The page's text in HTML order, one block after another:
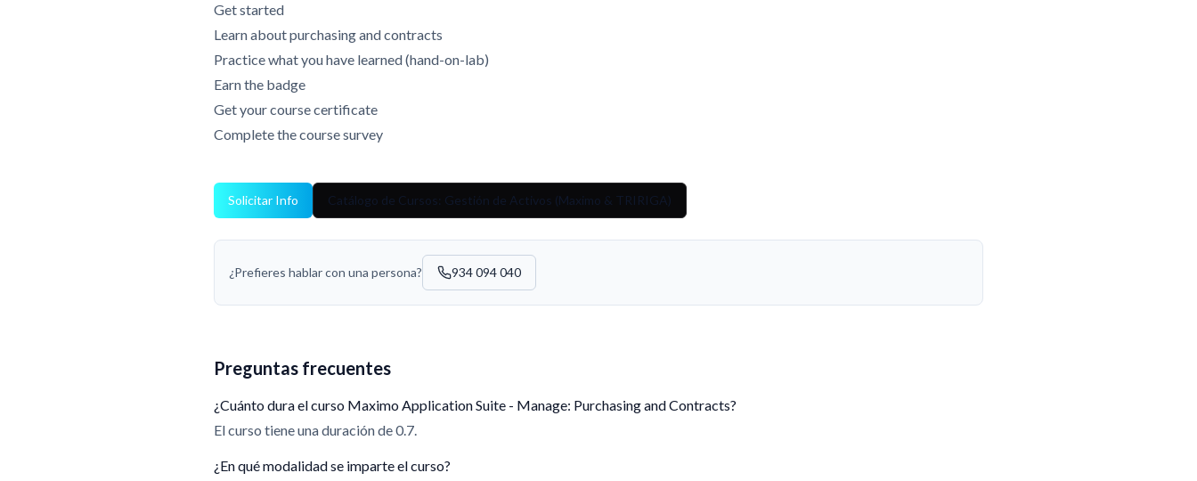
Get started
Learn about purchasing and contracts
Practice what you have learned (hand-on-lab)
Earn the badge
Get your course certificate
Complete the course survey
Solicitar Info Catálogo de Cursos: Gestión de Activos (Maximo & TRIRIGA)
¿Prefieres hablar con una persona? 934 094 040
Preguntas frecuentes
¿Cuánto dura el curso Maximo Application Suite - Manage: Purchasing and Contracts?
El curso tiene una duración de 0.7.
¿En qué modalidad se imparte el curso?